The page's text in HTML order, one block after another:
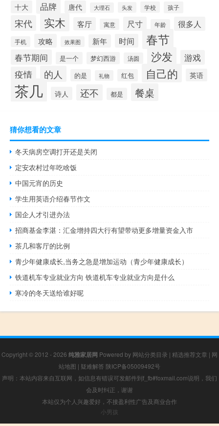
十大 品牌 唐代 大理石 头发 学校 孩子
宋代 实木 客厅 寓意 尺寸 年龄 很多人
手机 攻略 效果图 新年 时间 春节
春节期间 是一个 梦幻西游 汤圆 沙发 游戏
疫情 的人 的是 礼物 红包 自己的 英语
茶几 诗人 还不 都是 餐桌
猜你想看的文章
冬天病房空调打开还是关闭
定安农村过年吃啥饭
中国元宵的历史
学生用英语介绍春节作文
国企人才引进办法
招商基金李湛：汇金增持四大行有望带动更多增量资金入市
茶几和客厅的比例
青少年健康成长,当务之急是增加运动（青少年健康成长）
铁道机车专业就业方向 铁道机车专业就业方向是什么
寒冷的冬天送给谁好呢
Copyright © 2012 - 2026 纯雅家居网 Powered by 网站分类目录 | 精选推荐文章 | 网
站地图 | 疑难解答 陕ICP备05009492号
声明：本站内容来自互联网，如信息有错误可发邮件到f_fb#foxmail.com说明，我们
会及时纠正，谢谢
本站仅为个人兴趣爱好，不接盈利性广告及商业合作
小男孩